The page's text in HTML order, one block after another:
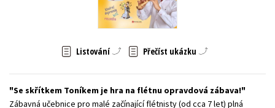
Zahraniční literatura
Všechny tituly
Listování Přečíst ukázku
Se skřítkem Toníkem je hra na flétnu opravdová zábava!
Zábavná učebnice pro malé začínající flétnisty (od cca 7 let) plná